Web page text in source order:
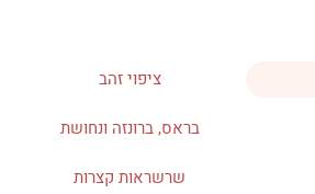
ציפוי זהב
בראס, ברונזה ונחושת
שרשראות קצרות